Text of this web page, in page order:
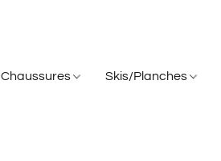
Chaussures Skis/Planches